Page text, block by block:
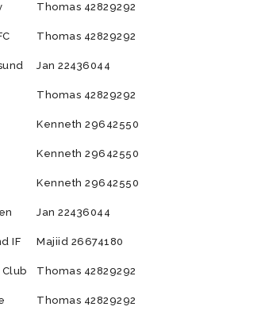
Vision
Elitetillæg
Velkommen
Strategi
Hall Of Fame
tilskueradfærd
Adfærdskodeks for
Thomas 42829292
Thomas 42829292
Jan 22436044
Thomas 42829292
Kenneth 29642550
Kenneth 29642550
Kenneth 29642550
Jan 22436044
IF Majiid 26674180
Thomas 42829292
Thomas 42829292